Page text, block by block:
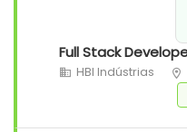
Full Stack
HBI Indústrias